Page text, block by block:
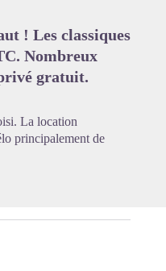
! Les classiques
Nombreux
gratuit.
La location
principalement de